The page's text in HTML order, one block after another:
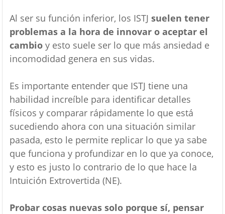
Al ser su función inferior, los ISTJ suelen tener
problemas a la hora de innovar o aceptar el
cambioy esto suele ser lo que más ansiedad e
incomodidad genera en sus vidas.
Es importante entender que ISTJ tiene una
habilidad increíble para identificar detalles
físicos y comparar rápidamente lo que está
sucediendo ahora con una situación similar
pasada, esto le permite replicar lo que ya sabe
que funciona y profundizar en lo que ya conoce,
y esto es justo lo contrario de lo que hace la
Intuición Extrovertida (NE).
Probar cosas nuevas solo porque sí, pensar